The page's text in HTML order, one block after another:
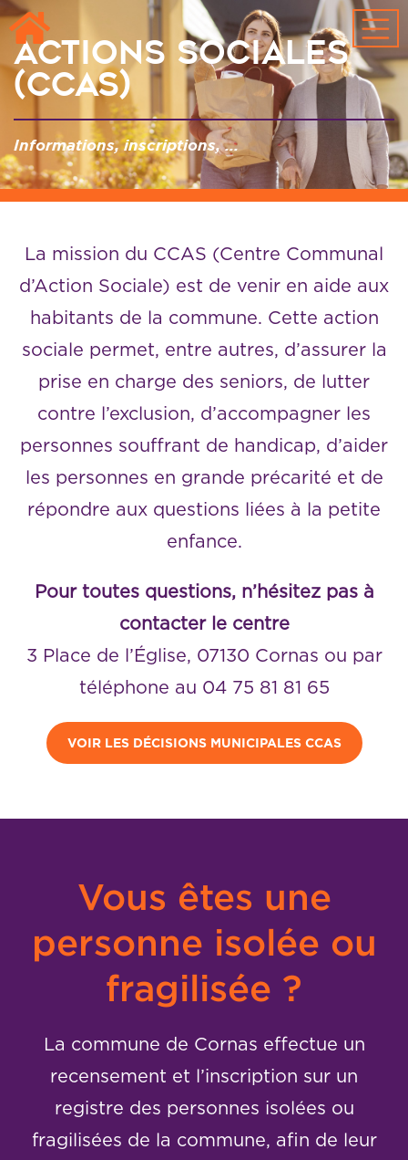
Passer au contenu principal
Actions Sociales
(CCAS)
Informations, inscriptions, ...
La mission du CCAS (Centre Communal
d’Action Sociale) est de venir en aide aux
habitants de la commune. Cette action
sociale permet, entre autres, d’assurer la
prise en charge des seniors, de lutter
contre l’exclusion, d’accompagner les
personnes souffrant de handicap, d’aider
les personnes en grande précarité et de
répondre aux questions liées à la petite
enfance.
Pour toutes questions, n’hésitez pas à
contacter le centre
3 Place de l’Église, 07130 Cornas ou par
téléphone au 04 75 81 81 65
VOIR LES DÉCISIONS MUNICIPALES CCAS
Vous êtes une
personne isolée ou
fragilisée ?
La commune de Cornas effectue un
recensement et l’inscription sur un
registre des personnes isolées ou
fragilisées de la commune, afin de leur